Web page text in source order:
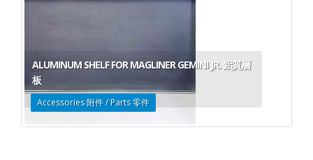
ALUMINUM SHELF FOR MAGLINER GEMINI JR. 鋁質層
板
Accessories 附件 / Parts 零件